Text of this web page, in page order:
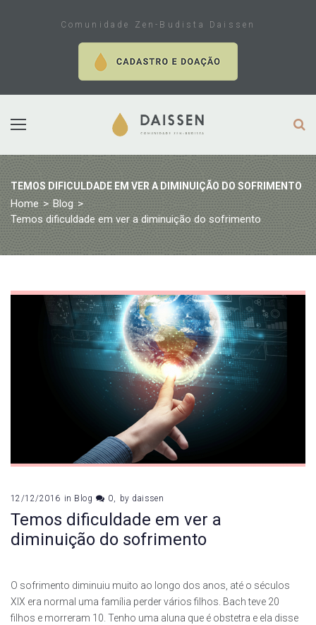
Comunidade Zen-Budista Daissen
TEMOS DIFICULDADE EM VER A DIMINUIÇÃO DO SOFRIMENTO
Home > Blog >
Temos dificuldade em ver a diminuição do sofrimento
12/12/2016 in Blog 0 by daissen
Temos dificuldade em ver a
diminuição do sofrimento
O sofrimento diminuiu muito ao longo dos anos, até o séculos
XIX era normal uma família perder vários filhos. Bach teve 20
filhos e morreram 10. Tenho uma aluna que é obstetra e ela disse